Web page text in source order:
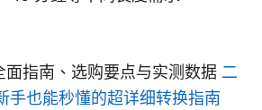
指南、选购要点与实测数据 二
手也能秒懂的超详细转换指南